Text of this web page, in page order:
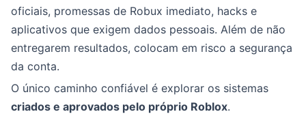
oficiais, promessas de Robux imediato, hacks e
aplicativos que exigem dados pessoais. Além de não
entregarem resultados, colocam em risco a segurança
da conta.
O único caminho confiável é explorar os sistemas
criados e aprovados pelo próprio Roblox.